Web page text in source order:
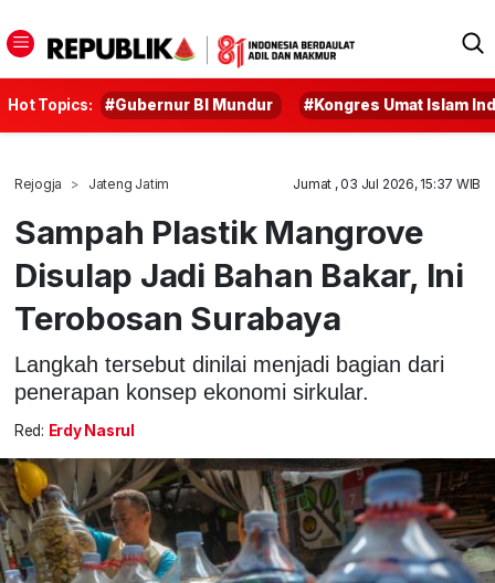
Hot Topics: #Gubernur BI Mundur #Kongres Umat Islam
Rejogja Jateng Jatim Jumat , 03 Jul 2026, 15:37 WIB
Sampah Plastik Mangrove
Disulap Jadi Bahan Bakar, Ini
Terobosan Surabaya
Langkah tersebut dinilai menjadi bagian dari
penerapan konsep ekonomi sirkular.
Red: Erdy Nasrul